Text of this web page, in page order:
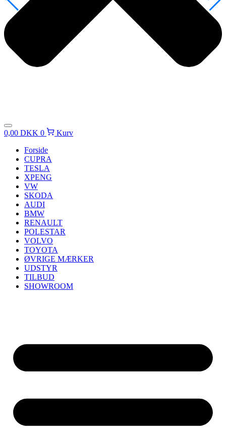
0,00 DKK 0
Kurv
Forside
CUPRA
TESLA
XPENG
VW
SKODA
AUDI
BMW
RENAULT
POLESTAR
VOLVO
TOYOTA
ØVRIGE MÆRKER
UDSTYR
TILBUD
SHOWROOM